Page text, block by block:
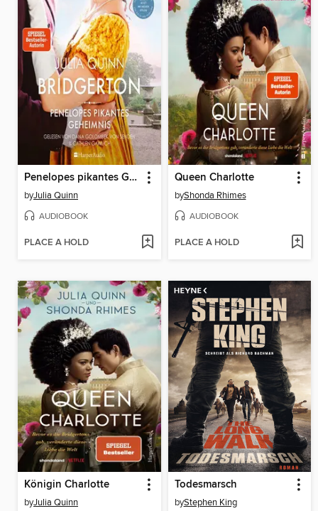
Penelopes pikantes Geheimnis
byJulia Quinn
AUDIOBOOK
PLACE A HOLD
Queen Charlotte
byShonda Rhimes
AUDIOBOOK
PLACE A HOLD
Königin Charlotte
byJulia Quinn
Todesmarsch
byStephen King